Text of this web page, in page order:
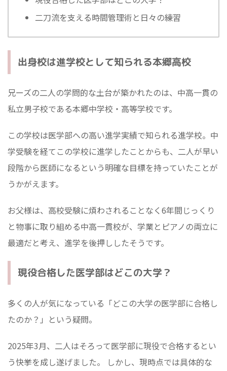
二刀流を支える時間管理術と日々の練習
出身校は進学校として知られる本郷高校
兄ーズの二人の学問的な土台が築かれたのは、中高一貫の
私立男子校である本郷中学校・高等学校です。
この学校は医学部への高い進学実績で知られる進学校。中
学受験を経てこの学校に進学したことからも、二人が早い
段階から医師になるという明確な目標を持っていたことが
うかがえます。
お父様は、高校受験に煩わされることなく6年間じっくり
と物事に取り組める中高一貫校が、学業とピアノの両立に
最適だと考え、進学を後押ししたそうです。
現役合格した医学部はどこの大学？
多くの人が気になっている「どこの大学の医学部に合格し
たのか？」という疑問。
2025年3月、二人はそろって医学部に現役で合格するとい
う快挙を成し遂げました。 しかし、現時点では具体的な